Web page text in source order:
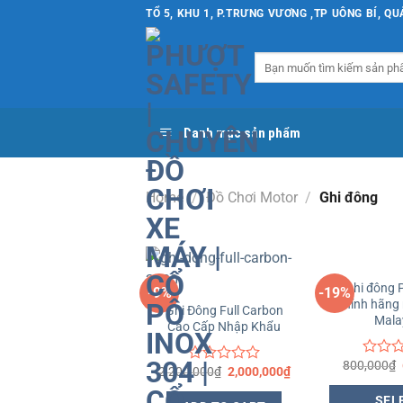
TỔ 5, KHU 1, P.TRƯNG VƯƠNG ,TP UÔNG BÍ,
Danh mục sản phẩm
Home / Đồ Chơi Motor / Ghi đông
-9%
Yêu
thích
+
Ghi Đông Full Carbon
Cao Cấp Nhập Khẩu
Rated
2,200,000₫ 2,000,000₫
-19%Ghi đông
chính
Rated
out
800,000₫